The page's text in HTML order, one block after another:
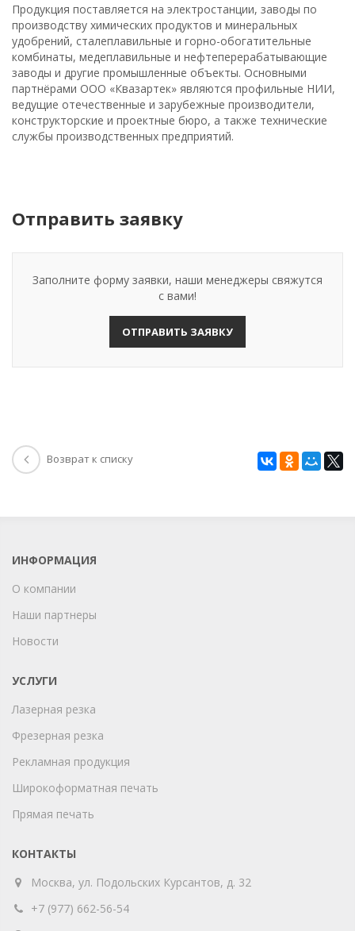
Продукция поставляется на электростанции, заводы по
производству химических продуктов и минеральных
удобрений, сталеплавильные и горно-обогатительные
комбинаты, медеплавильные и нефтеперерабатывающие
заводы и другие промышленные объекты. Основными
партнёрами ООО «Квазартек» являются профильные НИИ,
ведущие отечественные и зарубежные производители,
конструкторские и проектные бюро, а также технические
службы производственных предприятий.
Отправить заявку
Заполните форму заявки, наши менеджеры свяжутся
с вами!
ОТПРАВИТЬ ЗАЯВКУ
Возврат к списку
ИНФОРМАЦИЯ
О компании
Наши партнеры
Новости
УСЛУГИ
Лазерная резка
Фрезерная резка
Рекламная продукция
Широкоформатная печать
Прямая печать
КОНТАКТЫ
Москва, ул. Подольских Курсантов, д. 32
+7 (977) 662-56-54